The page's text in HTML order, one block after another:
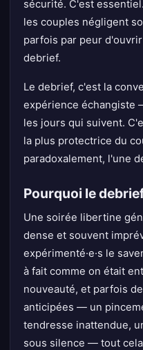
sécurité. C'est
les couples négligent
parfois par peur
debrief.
Le debrief, c'est la
expérience échangiste
les jours qui suivent.
la plus protectrice du
paradoxalement, l'une
Pourquoi le
Une soirée libertine
dense et souvent
expérimenté·e·s le
à fait comme on était
nouveauté, et parfois
anticipées — un
tendresse inattendue,
sous silence — tout